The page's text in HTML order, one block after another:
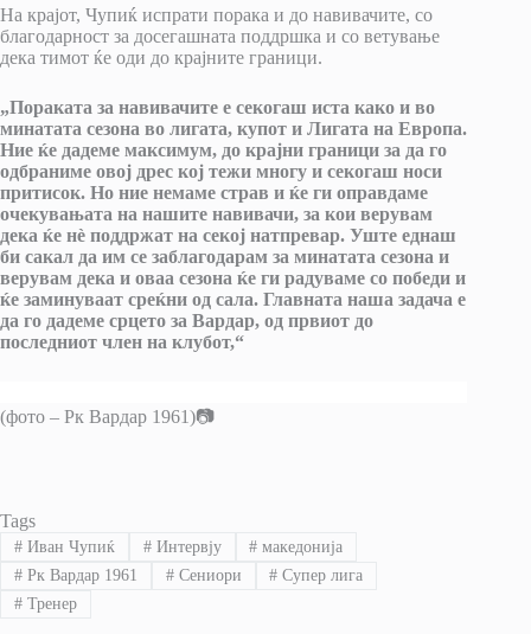
На крајот, Чупиќ испрати порака и до навивачите, со
благодарност за досегашната поддршка и со ветување
дека тимот ќе оди до крајните граници.
„Пораката за навивачите е секогаш иста како и во
минатата сезона во лигата, купот и Лигата на Европа.
Ние ќе дадеме максимум, до крајни граници за да го
одбраниме овој дрес кој тежи многу и секогаш носи
притисок. Но ние немаме страв и ќе ги оправдаме
очекувањата на нашите навивачи, за кои верувам
дека ќе нѐ поддржат на секој натпревар. Уште еднаш
би сакал да им се заблагодарам за минатата сезона и
верувам дека и оваа сезона ќе ги радуваме со победи и
ќе заминуваат среќни од сала. Главната наша задача е
да го дадеме срцето за Вардар, од првиот до
последниот член на клубот,“
(фото – Рк Вардар 1961)📷
Tags
#Иван Чупиќ #Интервју # македонија
#Рк Вардар 1961 #Сениори # Супер лига
#Тренер